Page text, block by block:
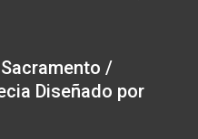
/
Diseñado por